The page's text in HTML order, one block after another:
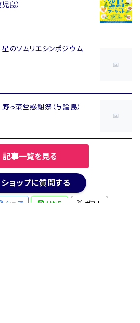
島）
のソムリエシンポジウム
っ菜堂感謝祭（与論島）
記事一覧を見る
シェア LINE ポスト
ショップに質問する